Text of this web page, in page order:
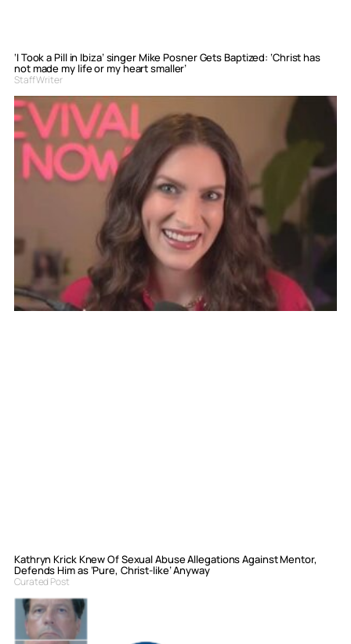
‘I Took a Pill in Ibiza’ singer Mike Posner Gets Baptized: ‘Christ has
not made my life or my heart smaller’
Staff Writer
Kathryn Krick Knew Of Sexual Abuse Allegations Against Mentor,
Defends Him as ‘Pure, Christ-like’ Anyway
Curated Post